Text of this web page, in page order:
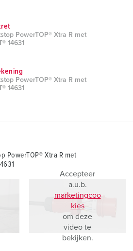
PowerTOP® Xtra R met
14631
PowerTOP® Xtra R met
14631
PowerTOP® Xtra R met
Accepteer
a.u.b.
marketingcoo
kies
om deze
video te
bekijken.